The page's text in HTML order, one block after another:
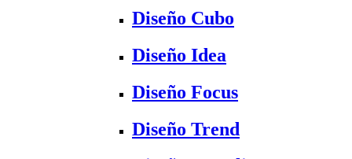
Diseño Cubo
Diseño Idea
Diseño Focus
Diseño Trend